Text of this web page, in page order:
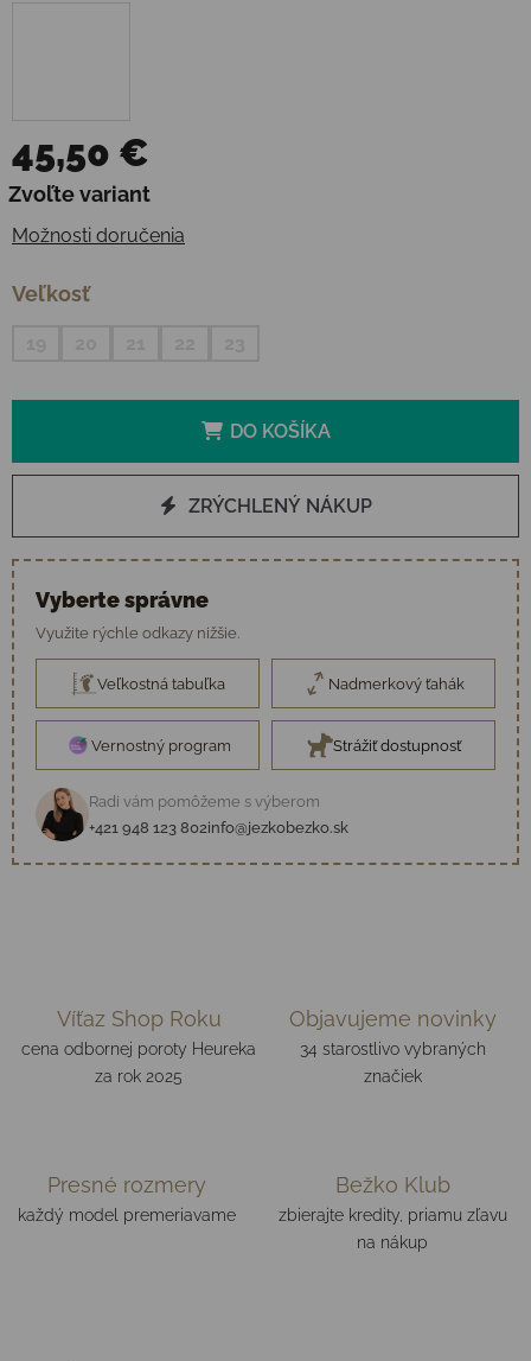
45,50 €
Jednotková cena:
Zvoľte variant
Možnosti doručenia
Veľkosť
DO KOŠÍKA
ZRÝCHLENÝ NÁKUP
Vyberte správne
Využite rýchle odkazy nižšie.
Veľkostná tabuľka Nadmerkový ťahák
Vernostný program Strážiť dostupnosť
Radi vám pomôžeme s výberom
+421 948 123 802info@jezkobezko.sk
Víťaz Shop Roku
cena odbornej poroty Heureka
za rok 2025
Objavujeme novinky
34 starostlivo vybraných
značiek
Presné rozmery
každý model premeriavame
Bežko Klub
zbierajte kredity, priamu zľavu
na nákup